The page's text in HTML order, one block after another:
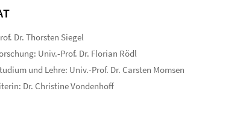
Dr. Thorsten Siegel
Univ.-Prof. Dr. Florian Rödl
und Lehre: Univ.-Prof. Dr. Carsten Momsen
Dr. Christine Vondenhoff